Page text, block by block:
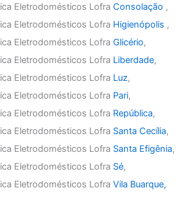
Eletrodomésticos LofraConsolação ,
Eletrodomésticos Lofra Higienópolis ,
Eletrodomésticos LofraGlicério,
Eletrodomésticos Lofra Liberdade,
Eletrodomésticos Lofra Luz,
Eletrodomésticos Lofra Pari,
Eletrodomésticos Lofra República,
Eletrodomésticos Lofra Santa Cecília,
Eletrodomésticos Lofra Santa Efigênia,
Eletrodomésticos Lofra Sé,
Eletrodomésticos LofraVila Buarque,